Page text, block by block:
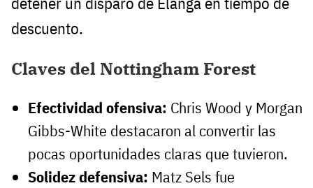
descuento.
Claves del Nottingham Forest
Efectividad ofensiva: Chris Wood y Morgan
Gibbs-White destacaron al convertir las
pocas oportunidades claras que tuvieron.
Solidez defensiva: Matz Sels fue